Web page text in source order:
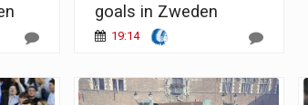
goals in Zweden
19:14